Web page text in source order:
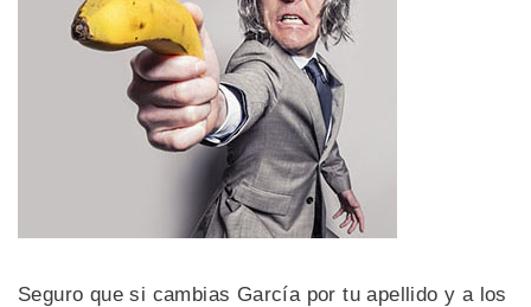
Seguro que si cambias García por tu apellido y a los